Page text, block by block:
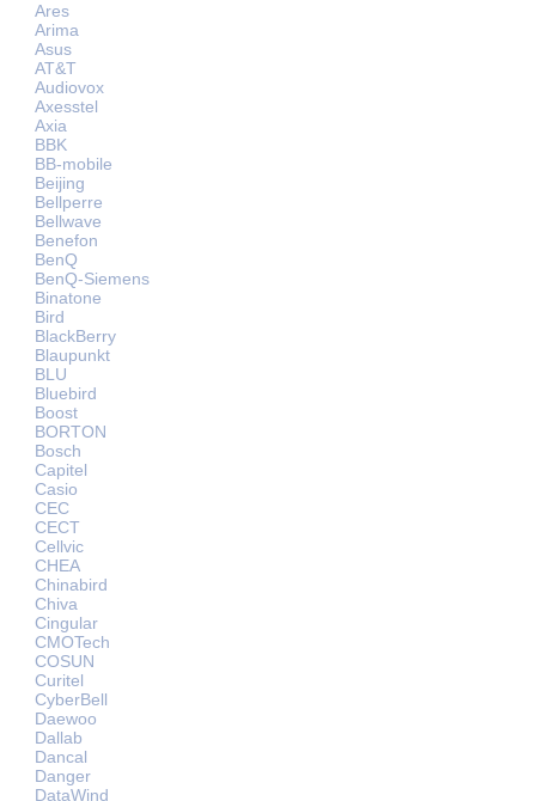
Ares
Arima
Asus
AT&T
Audiovox
Axesstel
Axia
BBK
BB-mobile
Beijing
Bellperre
Bellwave
Benefon
BenQ
BenQ-Siemens
Binatone
Bird
BlackBerry
Blaupunkt
BLU
Bluebird
Boost
BORTON
Bosch
Capitel
Casio
CEC
CECT
Cellvic
CHEA
Chinabird
Chiva
Cingular
CMOTech
COSUN
Curitel
CyberBell
Daewoo
Dallab
Dancal
Danger
DataWind